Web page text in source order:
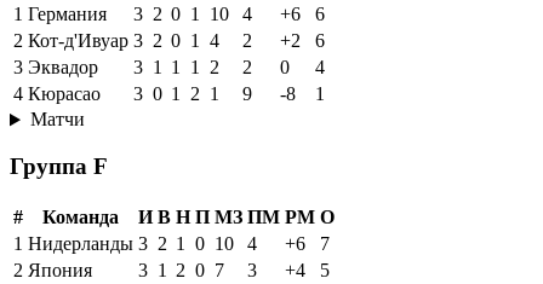
1 Германия 3 2 0 1 10 4 +6
6
2 Кот-д'Ивуар 3 2 0 1 4 2 +2
6
3 Эквадор 3 1 1 1 2 2 0
4
4 Кюрасао 3 0 1 2 1 9 -8
1
Матчи
Группа F
# Команда И В Н П МЗ ПМ РМ О
1 Нидерланды 3 2 1 0 10 4 +6
7
2 Япония 3 1 2 0 7 3 +4
5